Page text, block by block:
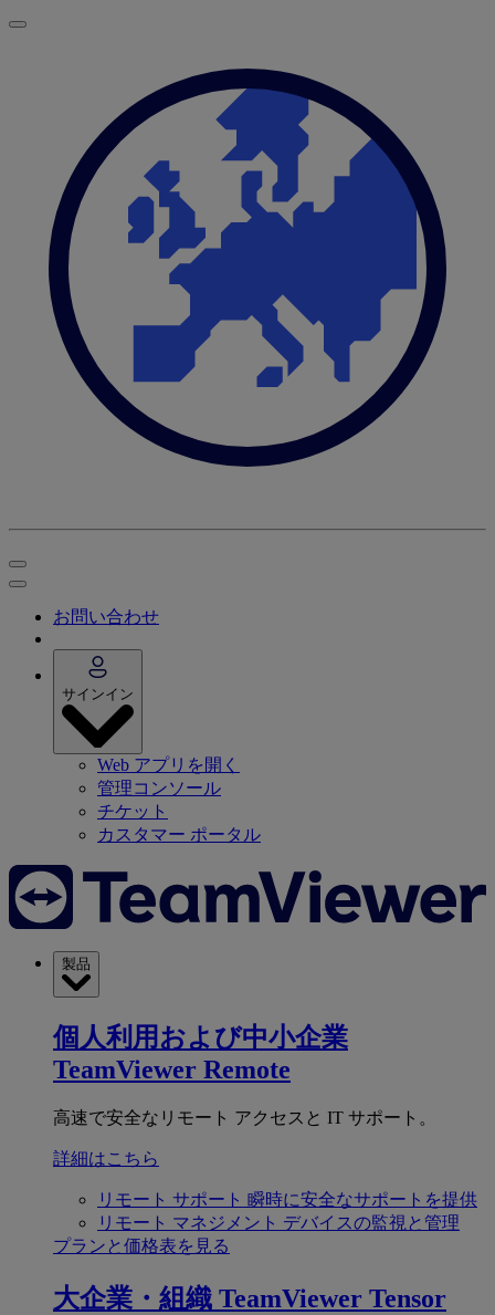
お問い合わせ
サインイン
Web アプリを開く
管理コンソール
チケット
カスタマー ポータル
製品
個人利用および中小企業
TeamViewer Remote
高速で安全なリモート アクセスと IT サポート。
詳細はこちら
リモート サポート 瞬時に安全なサポートを提供
リモート マネジメント デバイスの監視と管理
プランと価格表を見る
大企業・組織 TeamViewer Tensor